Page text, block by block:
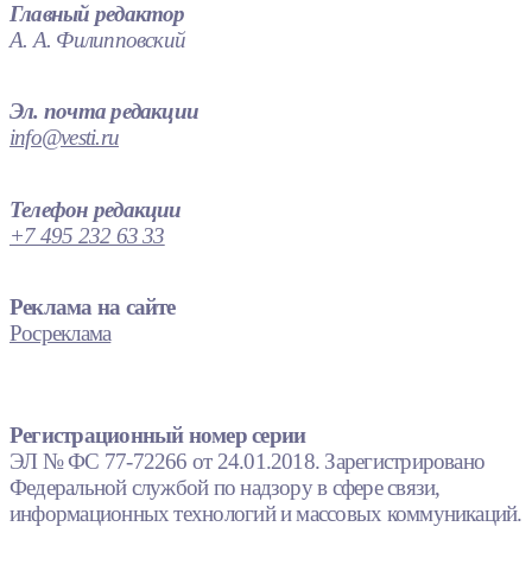
Главный редактор
А. А. Филипповский
Эл. почта редакции
info@vesti.ru
Телефон редакции
+7 495 232 63 33
Реклама на сайте
Росреклама
Регистрационный номер серии
ЭЛ № ФС 77-72266 от 24.01.2018. Зарегистрировано
Федеральной службой по надзору в сфере связи,
информационных технологий и массовых коммуникаций.